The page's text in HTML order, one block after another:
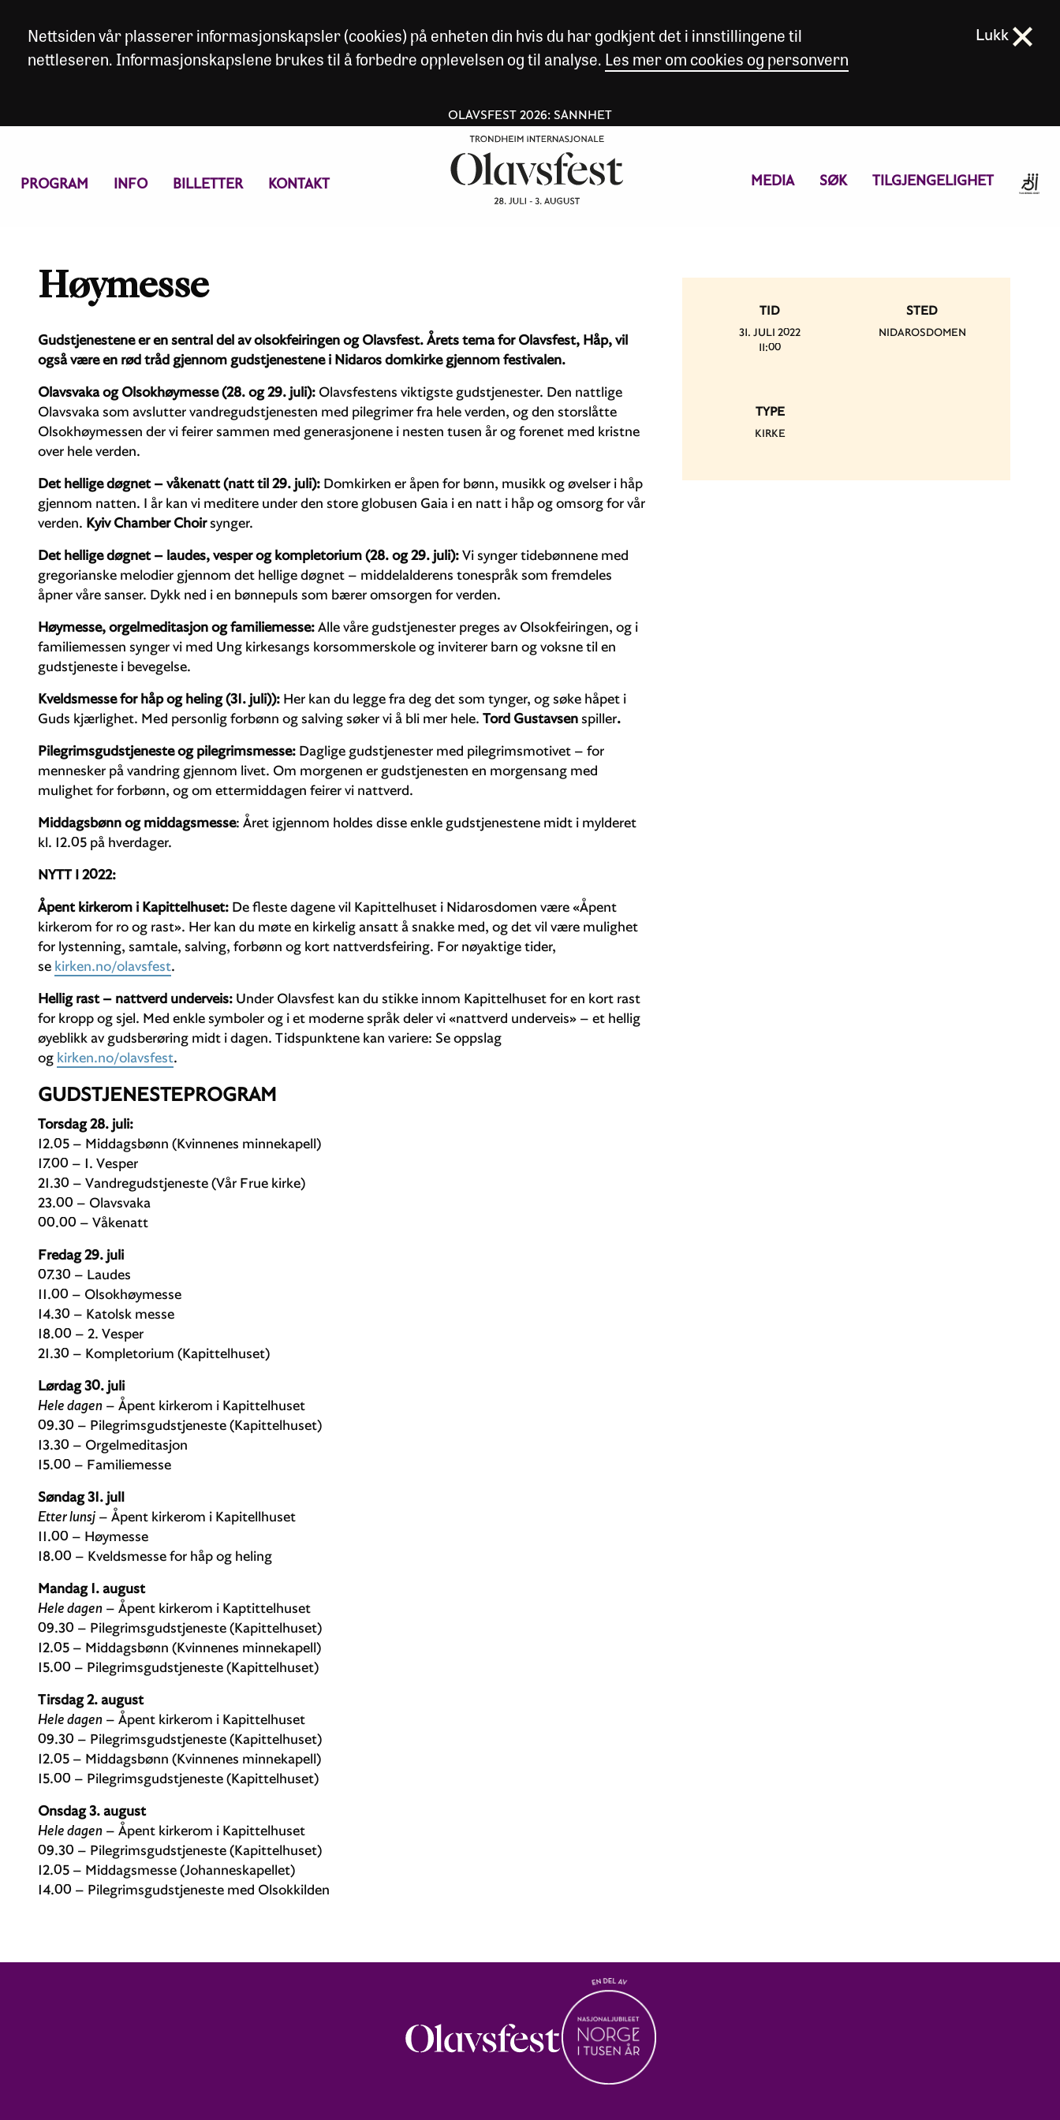
Nettsiden vår plasserer informasjonskapsler (cookies) på enheten din hvis du har godkjent det i innstillingene til
nettleseren. Informasjonskapslene brukes til å forbedre opplevelsen og til analyse. Les mer om cookies og personvern
Lukk
OLAVSFEST 2026: SANNHET
PROGRAM INFO BILLETTER KONTAKT MEDIA SØK TILGJENGELIGHET
Høymesse
Gudstjenestene er en sentral del av olsokfeiringen og Olavsfest. Årets tema for Olavsfest, Håp, vil
også være en rød tråd gjennom gudstjenestene i Nidaros domkirke gjennom festivalen.
Olavsvaka og Olsokhøymesse (28. og 29. juli): Olavsfestens viktigste gudstjenester. Den nattlige
Olavsvaka som avslutter vandregudstjenesten med pilegrimer fra hele verden, og den storslåtte
Olsokhøymessen der vi feirer sammen med generasjonene i nesten tusen år og forenet med kristne
over hele verden.
Det hellige døgnet – våkenatt (natt til 29. juli): Domkirken er åpen for bønn, musikk og øvelser i håp
gjennom natten. I år kan vi meditere under den store globusen Gaia i en natt i håp og omsorg for vår
verden. Kyiv Chamber Choirsynger.
Det hellige døgnet – laudes, vesper og kompletorium (28. og 29. juli):Vi synger tidebønnene med
gregorianske melodier gjennom det hellige døgnet – middelalderens tonespråk som fremdeles
åpner våre sanser. Dykk ned i en bønnepuls som bærer omsorgen for verden.
Høymesse, orgelmeditasjon og familiemesse:Alle våre gudstjenester preges av Olsokfeiringen, og i
familiemessen synger vi med Ung kirkesangs korsommerskole og inviterer barn og voksne til en
gudstjeneste i bevegelse.
Kveldsmesse for håp og heling (31. juli)): Her kan du legge fra deg det som tynger, og søke håpet i
Guds kjærlighet. Med personlig forbønn og salving søker vi å bli mer hele. Tord Gustavsenspiller.
Pilegrimsgudstjenesteog pilegrimsmesse: Daglige gudstjenester med pilegrimsmotivet – for
mennesker på vandring gjennom livet. Om morgenen er gudstjenesten en morgensang med
mulighet for forbønn, og om ettermiddagen feirer vi nattverd.
Middagsbønn og middagsmesse: Året igjennom holdes disse enkle gudstjenestene midt i mylderet
kl. 12.05 på hverdager.
NYTT I 2022:
Åpent kirkerom i Kapittelhuset: De fleste dagene vil Kapittelhuset i Nidarosdomen være «Åpent
kirkerom for ro og rast». Her kan du møte en kirkelig ansatt å snakke med, og det vil være mulighet
for lystenning, samtale, salving, forbønn og kort nattverdsfeiring. For nøyaktige tider,
se kirken.no/olavsfest.
Hellig rast – nattverd underveis: Under Olavsfest kan du stikke innom Kapittelhuset for en kort rast
for kropp og sjel. Med enkle symboler og i et moderne språk deler vi «nattverd underveis» – et hellig
øyeblikk av gudsberøring midt i dagen. Tidspunktene kan variere: Se oppslag
og kirken.no/olavsfest.
GUDSTJENESTEPROGRAM
Torsdag 28. juli:
12.05 – Middagsbønn (Kvinnenes minnekapell)
17.00 – 1. Vesper
21.30 – Vandregudstjeneste (Vår Frue kirke)
23.00 – Olavsvaka
00.00 – Våkenatt
Fredag 29. juli
07.30 – Laudes
11.00 – Olsokhøymesse
14.30 – Katolsk messe
18.00 – 2. Vesper
21.30 – Kompletorium (Kapittelhuset)
Lørdag 30. juli
Hele dagen – Åpent kirkerom i Kapittelhuset
09.30 – Pilegrimsgudstjeneste (Kapittelhuset)
13.30 – Orgelmeditasjon
15.00 – Familiemesse
Søndag 31. julI
Etter lunsj – Åpent kirkerom i Kapitellhuset
11.00 – Høymesse
18.00 – Kveldsmesse for håp og heling
Mandag 1. august
Hele dagen – Åpent kirkerom i Kaptittelhuset
09.30 – Pilegrimsgudstjeneste (Kapittelhuset)
12.05 – Middagsbønn (Kvinnenes minnekapell)
15.00 – Pilegrimsgudstjeneste (Kapittelhuset)
Tirsdag 2. august
Hele dagen – Åpent kirkerom i Kapittelhuset
09.30 – Pilegrimsgudstjeneste (Kapittelhuset)
12.05 – Middagsbønn (Kvinnenes minnekapell)
15.00 – Pilegrimsgudstjeneste (Kapittelhuset)
Onsdag 3. august
Hele dagen – Åpent kirkerom i Kapittelhuset
09.30 – Pilegrimsgudstjeneste (Kapittelhuset)
12.05 – Middagsmesse (Johanneskapellet)
14.00 – Pilegrimsgudstjeneste med Olsokkilden
TID
31. JULI 2022
11:00
STED
NIDAROSDOMEN
TYPE
KIRKE